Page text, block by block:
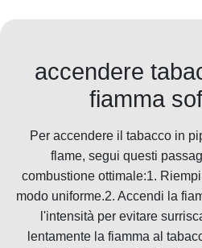
accendere
fiamma
Per accendere il tabacco in
flame, segui questi
combustione ottimale:1.
modo uniforme.2. Accendi la
l'intensità per evitare
lentamente la fiamma al